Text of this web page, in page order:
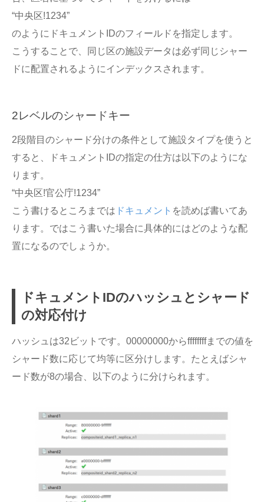
“中央区!1234”
のようにドキュメントIDのフィールドを指定します。
こうすることで、同じ区の施設データは必ず同じシャー
ドに配置されるようにインデックスされます。
2レベルのシャードキー
2段階目のシャード分けの条件として施設タイプを使うと
すると、ドキュメントIDの指定の仕方は以下のようにな
ります。
“中央区!官公庁!1234”
こう書けるところまでは ドキュメント を読めば書いてあ
ります。ではこう書いた場合に具体的にはどのような配
置になるのでしょうか。
ドキュメントIDのハッシュとシャード
の対応付け
ハッシュは32ビットです。00000000からffffffffまでの値を
シャード数に応じて均等に区分けします。たとえばシャ
ード数が8の場合、以下のように分けられます。